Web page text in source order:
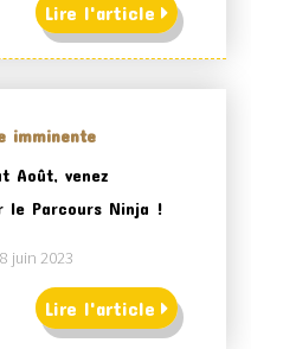
Lire l'article
imminente
Août, venez
le Parcours Ninja !
juin 2023
Lire l'article